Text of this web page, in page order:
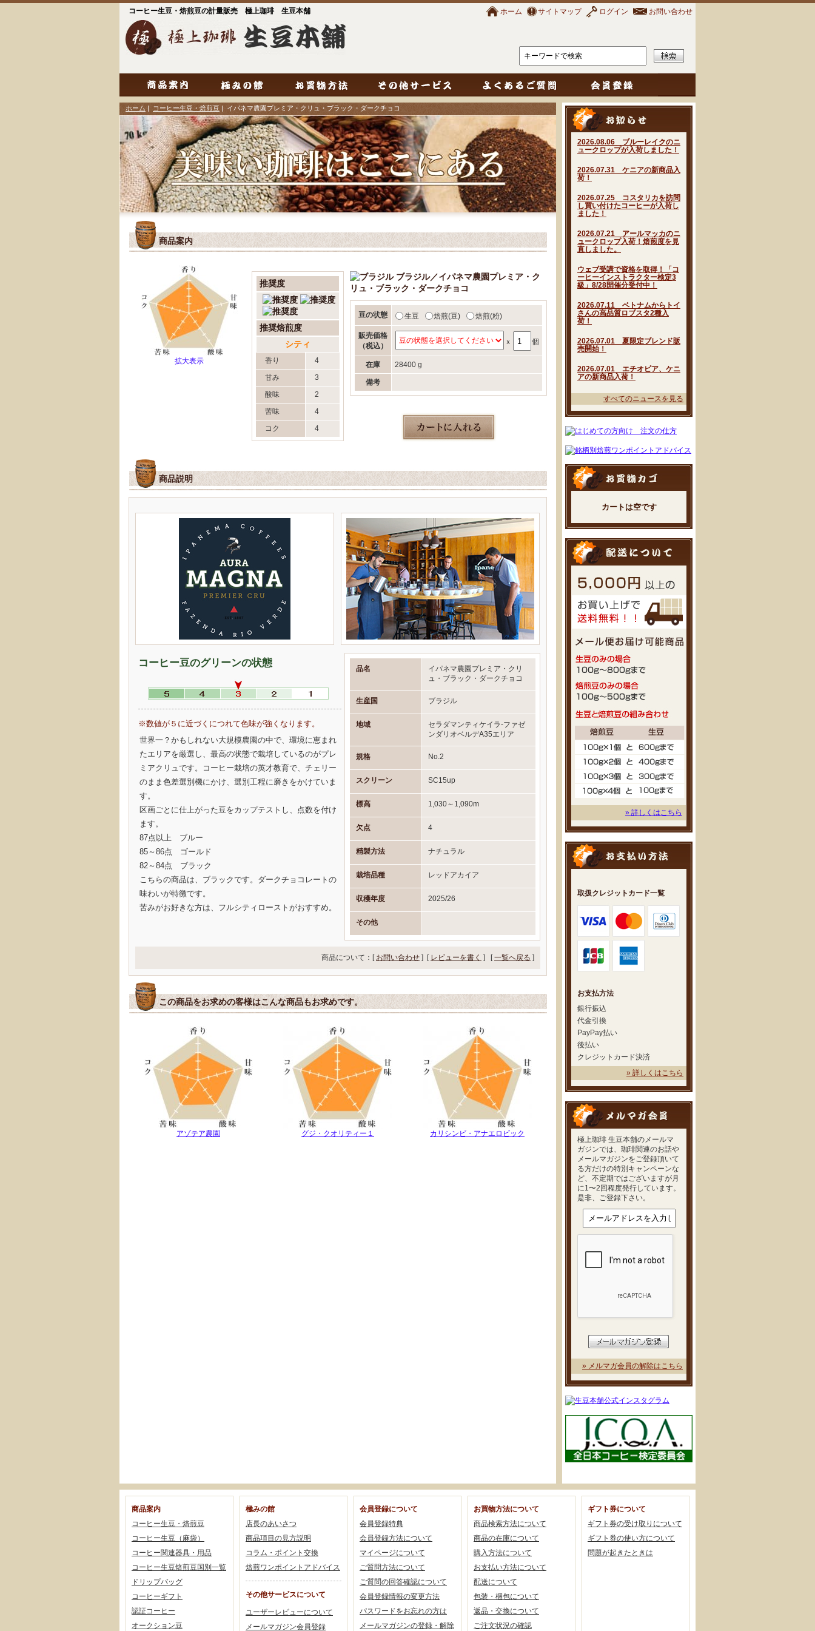
コーヒー生豆・焙煎豆の計量販売 極上珈琲 生豆本舗 ホーム サイトマップ ログイン お問い合わせ
2026.08.06 ブルーレイクのニ
ュークロップが入荷しました！
2026.07.31 ケニアの新商品入
荷！
2026.07.25 コスタリカを訪問
し買い付けたコーヒーが入荷し
ました！
2026.07.21 アールマッカのニ
ュークロップ入荷！焙煎度を見
直しました。
ウェブ受講で資格を取得！「コ
ーヒーインストラクター検定3
級」8/28開催分受付中！
2026.07.11 ベトナムからトイ
さんの高品質ロブスタ2種入
荷！
2026.07.01 夏限定ブレンド販
売開始！
2026.07.01 エチオピア、ケニ
アの新商品入荷！
すべてのニュースを見る
カートは空です
» 詳しくはこちら
取扱クレジットカード一覧
お支払方法
銀行振込
代金引換
PayPay払い
後払い
クレジットカード決済
» 詳しくはこちら
極上珈琲 生豆本舗のメールマ
ガジンでは、珈琲関連のお話や
メールマガジンをご登録頂いて
る方だけの特別キャンペーンな
ど、不定期ではございますが月
に1〜2回程度発行しています。
是非、ご登録下さい。
» メルマガ会員の解除はこちら
ホーム | コーヒー生豆・焙煎豆 | イパネマ農園プレミア・クリュ・ブラック・ダークチョコ
商品案内
拡大表示
ブラジル／イパネマ農園プレミア・ク
リュ・ブラック・ダークチョコ
豆の状態 生豆 焙煎(豆) 焙煎(粉)
販売価格
（税込）
ｘ 個
在庫 28400 g
備考
推奨度
推奨焙煎度
シティ
香り
4
甘み
3
酸味
2
苦味
4
コク
4
商品説明
コーヒー豆のグリーンの状態
※数値が５に近づくにつれて色味が強くなります。
世界一？かもしれない大規模農園の中で、環境に恵まれ
たエリアを厳選し、最高の状態で栽培しているのがプレ
ミアクリュです。コーヒー栽培の英才教育で、チェリー
のまま色差選別機にかけ、選別工程に磨きをかけていま
す。
区画ごとに仕上がった豆をカップテストし、点数を付け
ます。
87点以上 ブルー
85～86点 ゴールド
82～84点 ブラック
こちらの商品は、ブラックです。ダークチョコレートの
味わいが特徴です。
苦みがお好きな方は、フルシティローストがおすすめ。
品名
イパネマ農園プレミア・クリ
ュ・ブラック・ダークチョコ
生産国 ブラジル
地域
セラダマンティケイラ-ファゼ
ンダリオベルデA35エリア
規格 No.2
スクリーン SC15up
標高 1,030～1,090m
欠点 4
精製方法 ナチュラル
栽培品種 レッドアカイア
収穫年度 2025/26
その他
商品について：[ お問い合わせ ] [ レビューを書く ] [一覧へ戻る ]
この商品をお求めの客様はこんな商品もお求めです。
アゾテア農園 グジ・クオリティー１ カリシンビ・アナエロビック
商品案内
コーヒー生豆・焙煎豆
コーヒー生豆（麻袋）
コーヒー関連器具・用品
コーヒー生豆焙煎豆国別一覧
ドリップバッグ
コーヒーギフト
認証コーヒー
オークション豆
極みの館
店長のあいさつ
商品項目の見方説明
コラム・ポイント交換
焙煎ワンポイントアドバイス
その他サービスについて
ユーザーレビューについて
メールマガジン会員登録
会員登録について
会員登録特典
会員登録方法について
マイページについて
ご質問方法について
ご質問の回答確認について
会員登録情報の変更方法
パスワードをお忘れの方は
メールマガジンの登録・解除
お買物方法について
商品検索方法について
商品の在庫について
購入方法について
お支払い方法について
配送について
包装・梱包について
返品・交換について
ご注文状況の確認
ギフト券について
ギフト券の受け取りについて
ギフト券の使い方について
問題が起きたときは